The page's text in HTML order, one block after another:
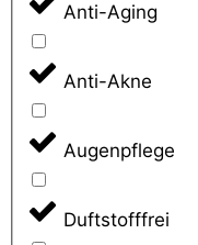
Anti-Aging
Anti-Akne
Augenpflege
Duftstofffrei